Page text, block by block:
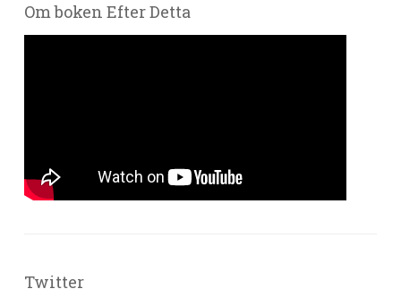
Om boken Efter Detta
Twitter